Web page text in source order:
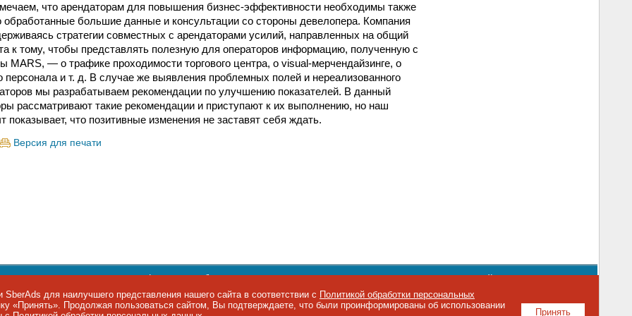
что арендаторам для повышения бизнес-эффективности необходимы также
обработанные большие данные и консультации со стороны девелопера. Компания
стратегии совместных с арендаторами усилий, направленных на общий
к тому, чтобы представлять полезную для операторов информацию, полученную с
MARS, — о трафике проходимости торгового центра, о visual-мерчендайзинге, о
персонала и т. д. В случае же выявления проблемных полей и нереализованного
мы разрабатываем рекомендации по улучшению показателей. В данный
рассматривают такие рекомендации и приступают к их выполнению, но наш
что позитивные изменения не заставят себя ждать.
Версия для печати
персональных данных,информация об авторских правах и порядке использования материалов сайта
+7 495 974-22-60. Факс: +7 495 974-22-63. E-mail:
siteeditor@iemag.ru
Принять
для наилучшего представления нашего сайта в соответствии с Политикой обработки персональных
«Принять». Продолжая пользоваться сайтом, Вы подтверждаете, что были проинформированы об использовании